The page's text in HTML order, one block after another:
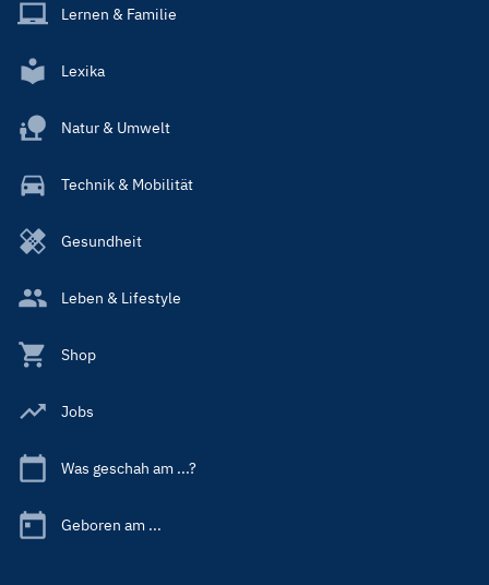
Lernen & Familie
Lexika
Natur & Umwelt
Technik & Mobilität
Gesundheit
Leben & Lifestyle
Shop
Jobs
Was geschah am ...?
Geboren am ...